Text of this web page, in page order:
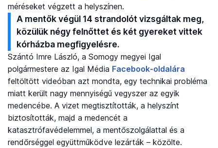
méréseket végzett a helyszínen.
A mentők végül 14 strandolót vizsgáltak meg,
közülük négy felnőttet és két gyereket vittek
kórházba megfigyelésre.
Szántó Imre László, a Somogy megyei Igal
polgármestere az Igal Média Facebook-oldalára
feltöltött videóban azt mondta, egy technikai probléma
miatt került nagy mennyiségű vegyszer az egyik
medencébe. A vizet megtisztították, a helyszínt
biztosították, majd a medencét a
katasztrófavédelemmel, a mentőszolgálattal és a
rendőrséggel együttműködve lezárták – közölte.